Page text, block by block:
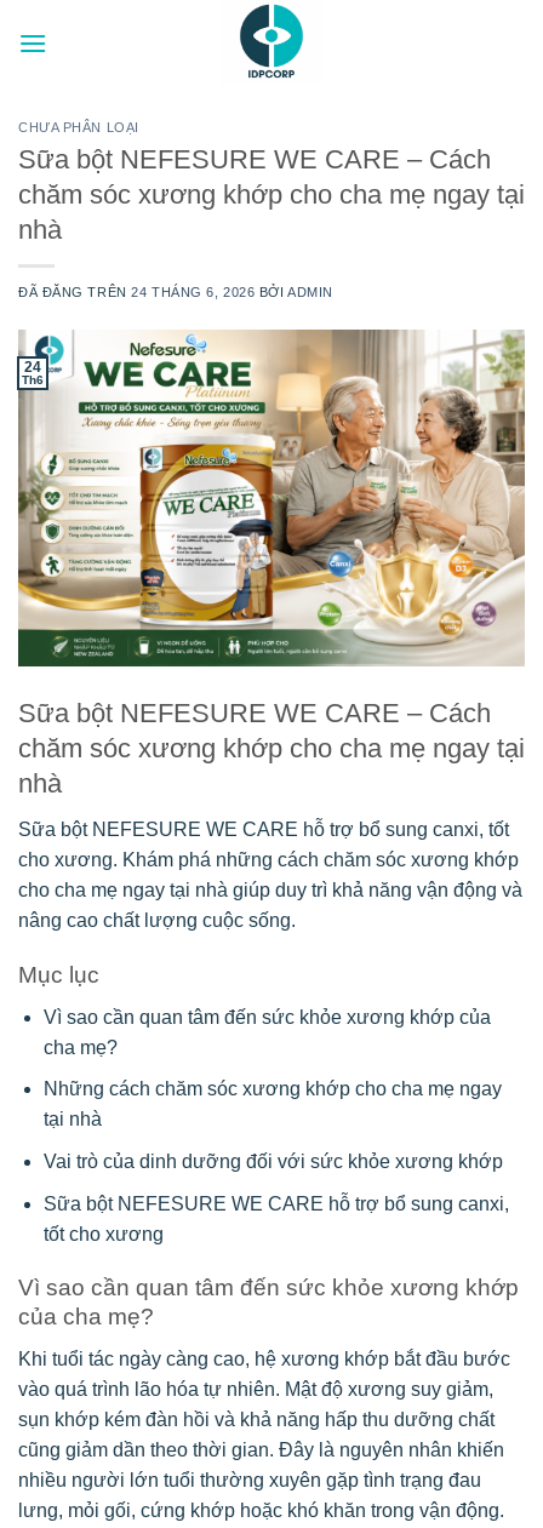
đến
CHƯA PHÂN LOẠI
Sữa bột NEFESURE WE CARE – Cách
chăm sóc xương khớp cho cha mẹ ngay tại
nhà
ĐÃ ĐĂNG TRÊN24 THÁNG 6, 2026 BỞIADMIN
24
Th6
Sữa bột NEFESURE WE CARE – Cách
chăm sóc xương khớp cho cha mẹ ngay tại
nhà
Sữa bột NEFESURE WE CARE hỗ trợ bổ sung canxi, tốt
cho xương. Khám phá những cách chăm sóc xương khớp
cho cha mẹ ngay tại nhà giúp duy trì khả năng vận động và
nâng cao chất lượng cuộc sống.
Mục lục
Vì sao cần quan tâm đến sức khỏe xương khớp của
cha mẹ?
Những cách chăm sóc xương khớp cho cha mẹ ngay
tại nhà
Vai trò của dinh dưỡng đối với sức khỏe xương khớp
Sữa bột NEFESURE WE CARE hỗ trợ bổ sung canxi,
tốt cho xương
Vì sao cần quan tâm đến sức khỏe xương khớp
của cha mẹ?
Khi tuổi tác ngày càng cao, hệ xương khớp bắt đầu bước
vào quá trình lão hóa tự nhiên. Mật độ xương suy giảm,
sụn khớp kém đàn hồi và khả năng hấp thu dưỡng chất
cũng giảm dần theo thời gian. Đây là nguyên nhân khiến
nhiều người lớn tuổi thường xuyên gặp tình trạng đau
lưng, mỏi gối, cứng khớp hoặc khó khăn trong vận động.